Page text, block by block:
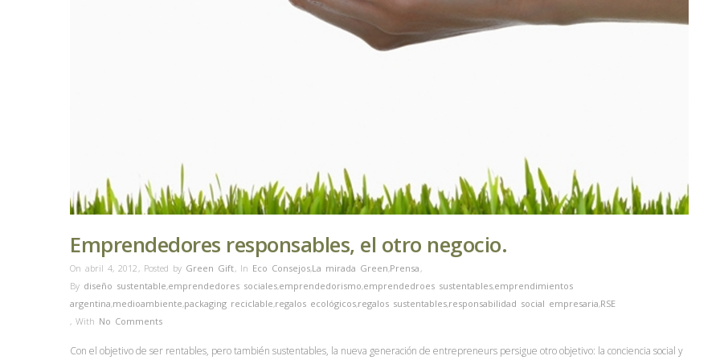
Emprendedores responsables, el otro negocio.
On abril 4, 2012 , Posted by Green Gift, In Eco Consejos,La mirada Green,Prensa ,
By diseño sustentable,emprendedores sociales,emprendedorismo,emprendedroes sustentables,emprendimientos
argentina,medioambiente,packaging reciclable,regalos ecológicos,regalos sustentables,responsabilidad social empresaria,RSE
, With No Comments
Con el objetivo de ser rentables, pero también sustentables, la nueva generación de entrepreneurs persigue otro objetivo: la conciencia social y